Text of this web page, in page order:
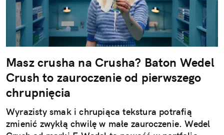
Masz crusha na Crusha? Baton Wedel
Crush to zauroczenie od pierwszego
chrupnięcia
Wyrazisty smak i chrupiąca tekstura potrafią
zmienić zwykłą chwilę w małe zauroczenie. Wedel